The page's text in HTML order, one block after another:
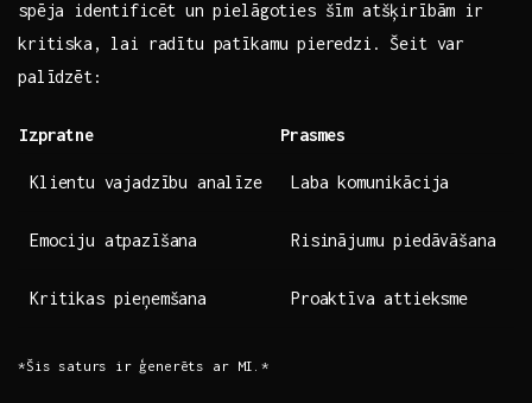
spēja identificēt un ⁣pielāgoties šīm atšķirībām ir
kritiska, lai‌ radītu patīkamu⁢ pieredzi. Šeit ​var
palīdzēt:
Izpratne Prasmes
Klientu ⁢vajadzību analīze Laba komunikācija
Emociju atpazīšana Risinājumu piedāvāšana
Kritikas pieņemšana Proaktīva attieksme
*Šis saturs ir ⁢ģenerēts ar MI.*